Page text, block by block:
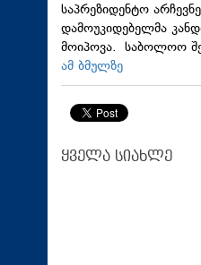
საპრეზიდენტო
დამოუკიდებელმა
მოიპოვა. საბოლოო
ამ ბმულზე
ყველა სიახლე